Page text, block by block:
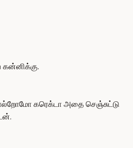
கன்னிக்கு.
கரெக்டா அதை செஞ்சுட்டு